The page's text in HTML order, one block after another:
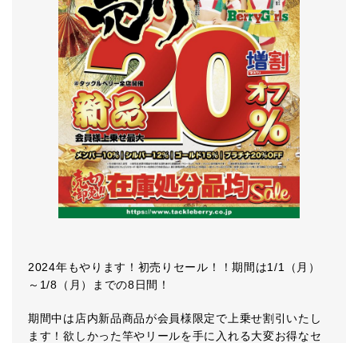
2024年もやります！初売りセール！！期間は1/1（月）
～1/8（月）までの8日間！
期間中は店内新品商品が会員様限定で上乗せ割引いたし
ます！欲しかった竿やリールを手に入れる大変お得なセ